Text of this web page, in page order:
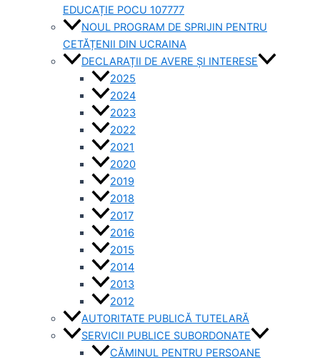
EDUCAȚIE POCU 107777
NOUL PROGRAM DE SPRIJIN PENTRU
CETĂȚENII DIN UCRAINA
DECLARAȚII DE AVERE ȘI INTERESE
2025
2024
2023
2022
2021
2020
2019
2018
2017
2016
2015
2014
2013
2012
AUTORITATE PUBLICĂ TUTELARĂ
SERVICII PUBLICE SUBORDONATE
CĂMINUL PENTRU PERSOANE